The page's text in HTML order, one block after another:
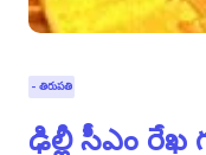
- తిరుపతి
ఢిల్లీ సీఎం రేఖ